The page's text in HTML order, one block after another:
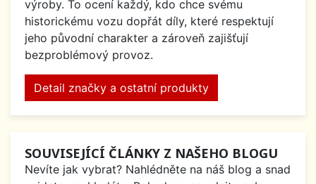
výroby. To ocení každý, kdo chce svému
historickému vozu dopřát díly, které respektují
jeho původní charakter a zároveň zajišťují
bezproblémový provoz.
Detail značky a ostatní produkty
SOUVISEJÍCÍ ČLÁNKY Z NAŠEHO BLOGU
Nevíte jak vybrat? Nahlédněte na náš blog a snad